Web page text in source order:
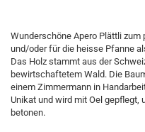
Wunderschöne Apero Plättli
und/oder für die heisse Pfanne
Das Holz stammt aus der
bewirtschaftetem Wald. Die
einem Zimmermann in
Unikat und wird mit Oel gepflegt,
betonen.